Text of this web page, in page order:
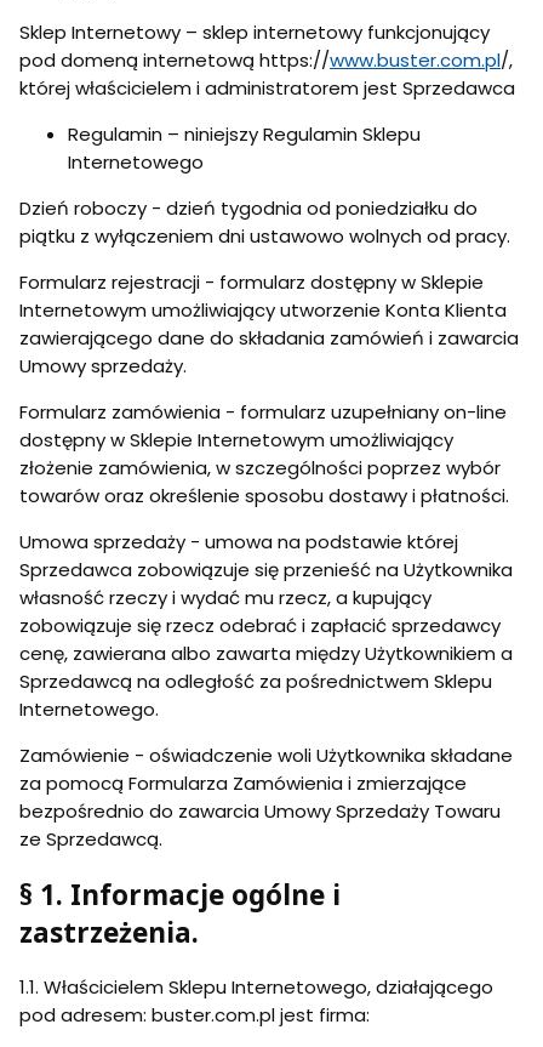
Sklep Internetowy – sklep internetowy funkcjonujący
pod domeną internetową https://www.buster.com.pl/,
której właścicielem i administratorem jest Sprzedawca
Regulamin – niniejszy Regulamin Sklepu
Internetowego
Dzień roboczy - dzień tygodnia od poniedziałku do
piątku z wyłączeniem dni ustawowo wolnych od pracy.
Formularz rejestracji - formularz dostępny w Sklepie
Internetowym umożliwiający utworzenie Konta Klienta
zawierającego dane do składania zamówień i zawarcia
Umowy sprzedaży.
Formularz zamówienia - formularz uzupełniany on-line
dostępny w Sklepie Internetowym umożliwiający
złożenie zamówienia, w szczególności poprzez wybór
towarów oraz określenie sposobu dostawy i płatności.
Umowa sprzedaży - umowa na podstawie której
Sprzedawca zobowiązuje się przenieść na Użytkownika
własność rzeczy i wydać mu rzecz, a kupujący
zobowiązuje się rzecz odebrać i zapłacić sprzedawcy
cenę, zawierana albo zawarta między Użytkownikiem a
Sprzedawcą na odległość za pośrednictwem Sklepu
Internetowego.
Zamówienie - oświadczenie woli Użytkownika składane
za pomocą Formularza Zamówienia i zmierzające
bezpośrednio do zawarcia Umowy Sprzedaży Towaru
ze Sprzedawcą.
§ 1. Informacje ogólne i
zastrzeżenia.
1.1. Właścicielem Sklepu Internetowego, działającego
pod adresem: buster.com.pl jest firma: